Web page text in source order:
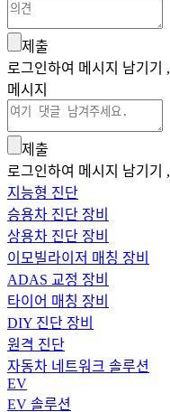
제출
로그인하여 메시지 남기기 ,
메시지
제출
로그인하여 메시지 남기기 ,
지능형 진단
승용차 진단 장비
상용차 진단 장비
이모빌라이저 매칭 장비
ADAS 교정 장비
타이어 매칭 장비
DIY 진단 장비
원격 진단
자동차 네트워크 솔루션
EV
EV 솔루션